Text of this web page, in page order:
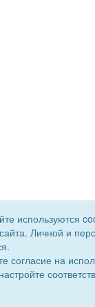
используются
Личной и
согласие на